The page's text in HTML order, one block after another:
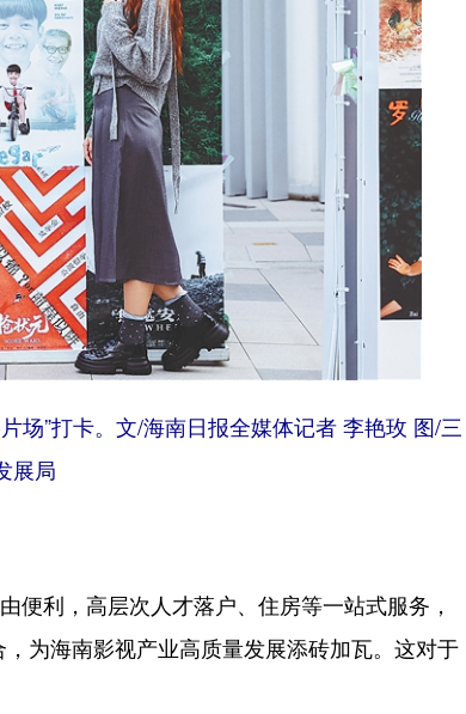
场”打卡。文/海南日报全媒体记者 李艳玫 图/三
展局
利，高层次人才落户、住房等一站式服务，
为海南影视产业高质量发展添砖加瓦。这对于